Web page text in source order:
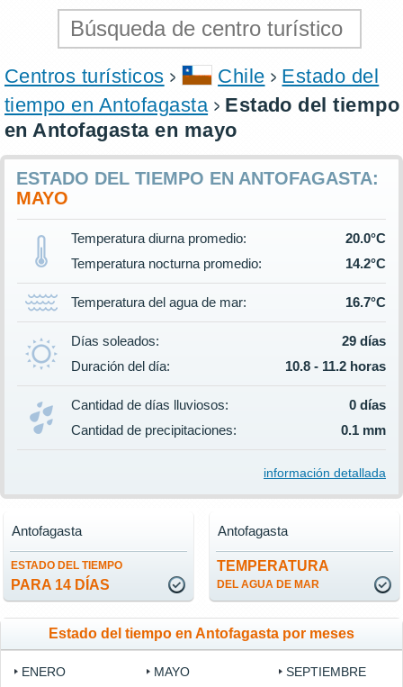
Centros turísticos Chile
Estado del
tiempo en Antofagasta
Estado del tiempo
en Antofagasta en mayo
ESTADO DEL TIEMPO EN ANTOFAGASTA:
MAYO
Temperatura diurna promedio:
20.0°C
Temperatura nocturna promedio:
14.2°C
Temperatura del agua de mar: 16.7°C
Días soleados:
29 días
Duración del día:
10.8 - 11.2 horas
Cantidad de días lluviosos:
0 días
Cantidad de precipitaciones:
0.1 mm
información detallada
ESTADO DEL TIEMPO
PARA 14 DÍAS
Antofagasta
TEMPERATURA
DEL AGUA DE MAR
Antofagasta
Estado del tiempo en Antofagasta por meses
ENERO
MAYO
SEPTIEMBRE